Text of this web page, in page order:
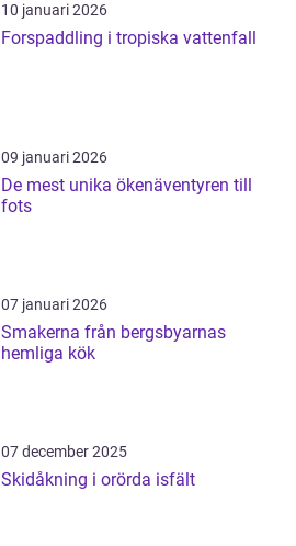
10 januari 2026
Forspaddling i tropiska vattenfall
09 januari 2026
De mest unika ökenäventyren till
fots
07 januari 2026
Smakerna från bergsbyarnas
hemliga kök
07 december 2025
Skidåkning i orörda isfält